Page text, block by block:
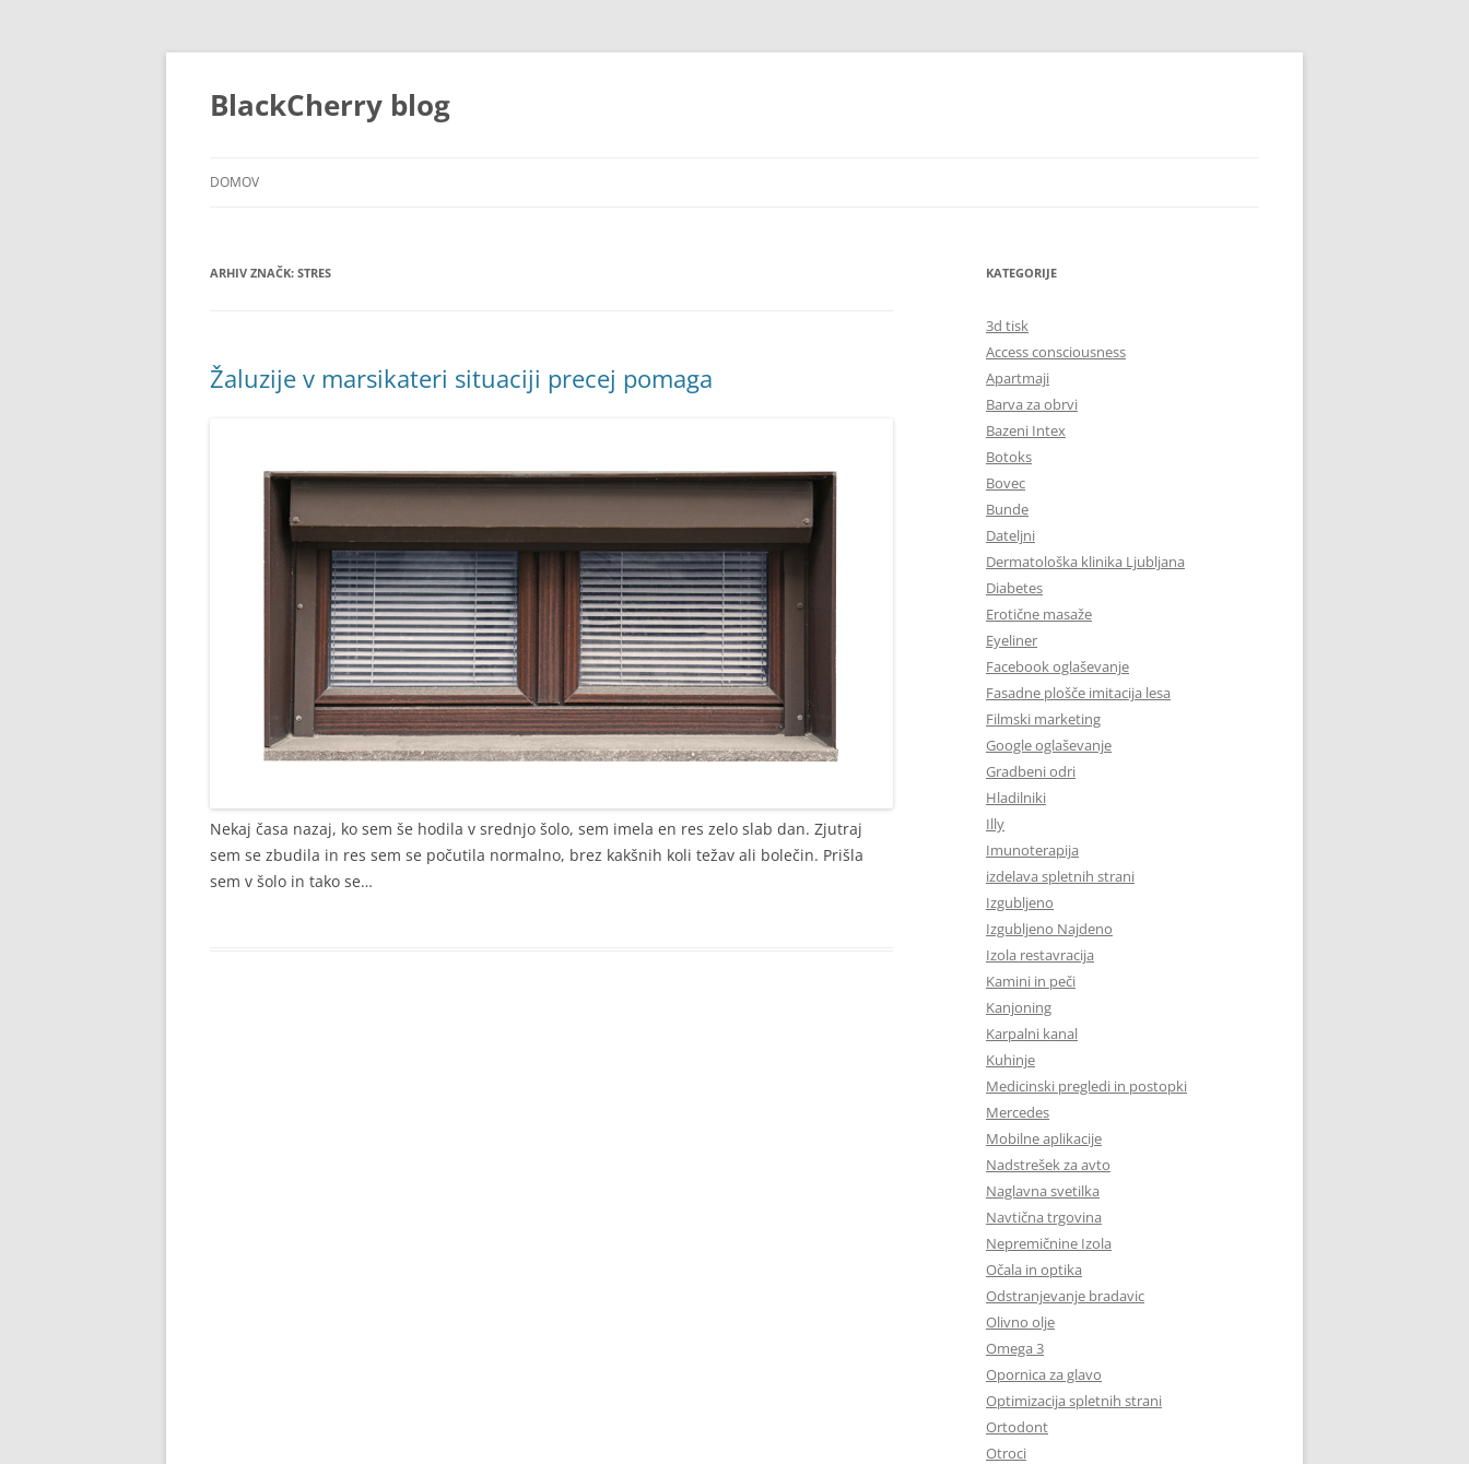
Preskoči
vsebino
BlackCherry blog
DOMOV
ARHIV ZNAČK: STRES
Žaluzije v marsikateri situaciji precej pomaga
Nekaj časa nazaj, ko sem še hodila v srednjo šolo, sem imela en res zelo slab dan. Zjutraj
sem se zbudila in res sem se počutila normalno, brez kakšnih koli težav ali bolečin. Prišla
sem v šolo in tako se…
KATEGORIJE
3d tisk
Access consciousness
Apartmaji
Barva za obrvi
Bazeni Intex
Botoks
Bovec
Bunde
Dateljni
Dermatološka klinika Ljubljana
Diabetes
Erotične masaže
Eyeliner
Facebook oglaševanje
Fasadne plošče imitacija lesa
Filmski marketing
Google oglaševanje
Gradbeni odri
Hladilniki
Illy
Imunoterapija
izdelava spletnih strani
Izgubljeno
Izgubljeno Najdeno
Izola restavracija
Kamini in peči
Kanjoning
Karpalni kanal
Kuhinje
Medicinski pregledi in postopki
Mercedes
Mobilne aplikacije
Nadstrešek za avto
Naglavna svetilka
Navtična trgovina
Nepremičnine Izola
Očala in optika
Odstranjevanje bradavic
Olivno olje
Omega 3
Opornica za glavo
Optimizacija spletnih strani
Ortodont
Otroci